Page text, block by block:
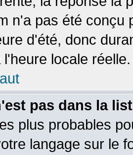
n'a pas été conçu
d'été, donc
locale réelle.
pas dans la
plus probables
langage sur le